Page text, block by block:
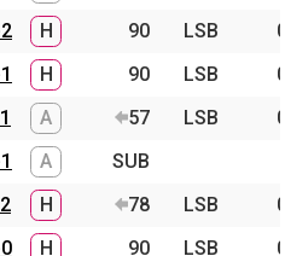
H 90 LSB
H 90 LSB
A 57 LSB
A
SUB
H 78 LSB
H 90 LSB